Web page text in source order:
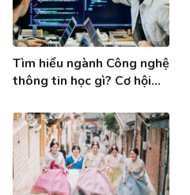
Tìm hiểu ngành Công nghệ
thông tin học gì? Cơ hội
thông tin